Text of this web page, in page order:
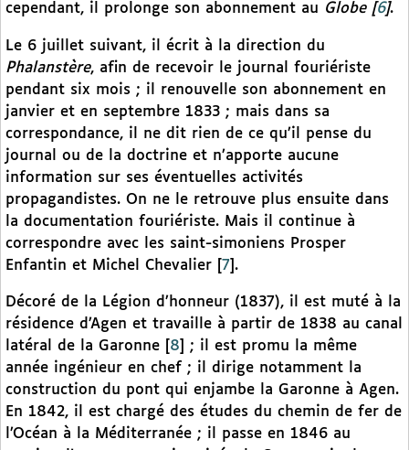
cependant, il prolonge son abonnement au Globe[6].
Le 6 juillet suivant, il écrit à la direction du
Phalanstère, afin de recevoir le journal fouriériste
pendant six mois ; il renouvelle son abonnement en
janvier et en septembre 1833 ; mais dans sa
correspondance, il ne dit rien de ce qu’il pense du
journal ou de la doctrine et n’apporte aucune
information sur ses éventuelles activités
propagandistes. On ne le retrouve plus ensuite dans
la documentation fouriériste. Mais il continue à
correspondre avec les saint-simoniens Prosper
Enfantin et Michel Chevalier
7 .
Décoré de la Légion d’honneur (1837), il est muté à la
résidence d’Agen et travaille à partir de 1838 au canal
latéral de la Garonne
8
; il est promu la même
année ingénieur en chef ; il dirige notamment la
construction du pont qui enjambe la Garonne à Agen.
En 1842, il est chargé des études du chemin de fer de
l’Océan à la Méditerranée ; il passe en 1846 au